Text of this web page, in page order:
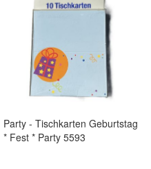
Party - Tischkarten Geburtstag
* Fest * Party 5593